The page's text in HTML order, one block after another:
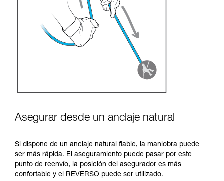
Asegurar desde un anclaje natural
Si dispone de un anclaje natural fiable, la maniobra puede
ser más rápida. El aseguramiento puede pasar por este
punto de reenvío, la posición del asegurador es más
confortable y el REVERSO puede ser utilizado.